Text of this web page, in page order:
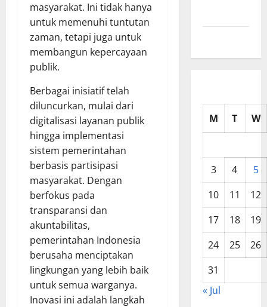
masyarakat. Ini tidak hanya
untuk memenuhi tuntutan
zaman, tetapi juga untuk
membangun kepercayaan
publik.
Berbagai inisiatif telah
diluncurkan, mulai dari
digitalisasi layanan publik
hingga implementasi
sistem pemerintahan
berbasis partisipasi
masyarakat. Dengan
berfokus pada
transparansi dan
akuntabilitas,
pemerintahan Indonesia
berusaha menciptakan
lingkungan yang lebih baik
untuk semua warganya.
Inovasi ini adalah langkah
M T W
3 4
5
10
11
12
17
18
19
24
25
26
31
« Jul